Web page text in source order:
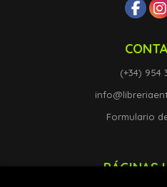
(+34) 954
Formulario
PÁGINAS